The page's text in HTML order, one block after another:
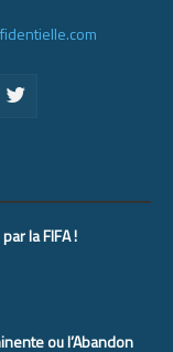
la FIFA !
ou l’Abandon